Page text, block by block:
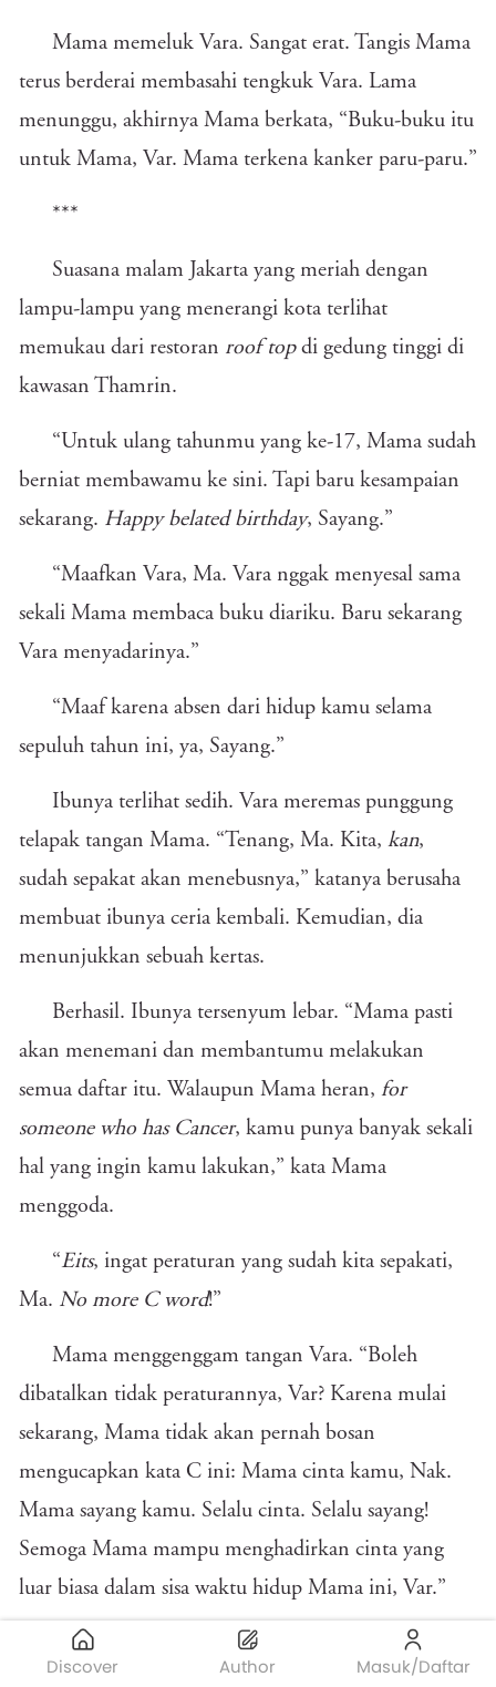
Discover Author Masuk/Daftar
Mama memeluk Vara. Sangat erat. Tangis Mama
terus berderai membasahi tengkuk Vara. Lama
menunggu, akhirnya Mama berkata, “Buku-buku itu
untuk Mama, Var. Mama terkena kanker paru-paru.”
***
Suasana malam Jakarta yang meriah dengan
lampu-lampu yang menerangi kota terlihat
memukau dari restoran roof topdi gedung tinggi di
kawasan Thamrin.
“Untuk ulang tahunmu yang ke-17, Mama sudah
berniat membawamu ke sini. Tapi baru kesampaian
sekarang. Happy belated birthday, Sayang.”
“Maafkan Vara, Ma. Vara nggak menyesal sama
sekali Mama membaca buku diariku. Baru sekarang
Vara menyadarinya.”
“Maaf karena absen dari hidup kamu selama
sepuluh tahun ini, ya, Sayang.”
Ibunya terlihat sedih. Vara meremas punggung
telapak tangan Mama. “Tenang, Ma. Kita, kan,
sudah sepakat akan menebusnya,” katanya berusaha
membuat ibunya ceria kembali. Kemudian, dia
menunjukkan sebuah kertas.
Berhasil. Ibunya tersenyum lebar. “Mama pasti
akan menemani dan membantumu melakukan
semua daftar itu. Walaupun Mama heran, for
someone who has Cancer, kamu punya banyak sekali
hal yang ingin kamu lakukan,” kata Mama
menggoda.
“Eits, ingat peraturan yang sudah kita sepakati,
Ma. No more C word!”
Mama menggenggam tangan Vara. “Boleh
dibatalkan tidak peraturannya, Var? Karena mulai
sekarang, Mama tidak akan pernah bosan
mengucapkan kata C ini: Mama cinta kamu, Nak.
Mama sayang kamu. Selalu cinta. Selalu sayang!
Semoga Mama mampu menghadirkan cinta yang
luar biasa dalam sisa waktu hidup Mama ini, Var.”
Vara tersenyum. Vara beruntung sudah
menguraikan kesalahpahaman antara dirinya dengan